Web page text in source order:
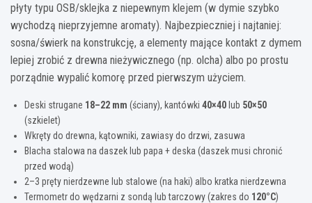
płyty typu OSB/sklejka z niepewnym klejem (w dymie szybko
wychodzą nieprzyjemne aromaty). Najbezpieczniej i najtaniej:
sosna/świerk na konstrukcję, a elementy mające kontakt z dymem
lepiej zrobić z drewna nieżywicznego (np. olcha) albo po prostu
porządnie wypalić komorę przed pierwszym użyciem.
Deski strugane 18–22 mm (ściany), kantówki 40×40 lub 50×50
(szkielet)
Wkręty do drewna, kątowniki, zawiasy do drzwi, zasuwa
Blacha stalowa na daszek lub papa + deska (daszek musi chronić
przed wodą)
2–3 pręty nierdzewne lub stalowe (na haki) albo kratka nierdzewna
Termometr do wędzarni z sondą lub tarczowy (zakres do 120°C)